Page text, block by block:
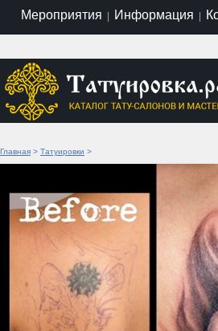
Мероприятия | Информация |
Главная > Татуировки >